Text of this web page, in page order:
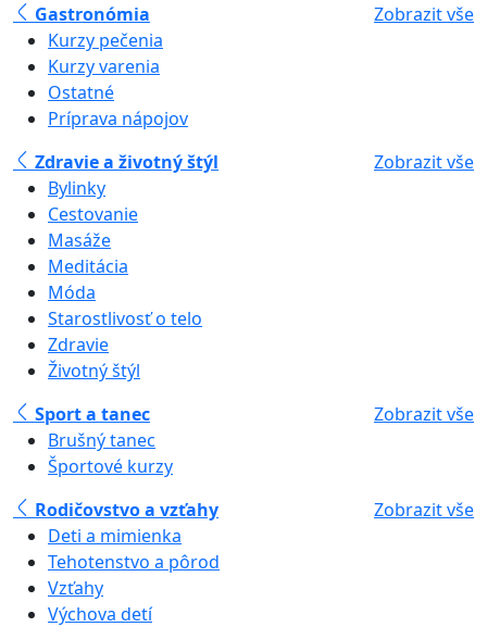
Gastronómia
Zobrazit vše
Kurzy pečenia
Kurzy varenia
Ostatné
Príprava nápojov
Zdravie a životný štýl
Zobrazit vše
Bylinky
Cestovanie
Masáže
Meditácia
Móda
Starostlivosť o telo
Zdravie
Životný štýl
Sport a tanec
Zobrazit vše
Brušný tanec
Športové kurzy
Rodičovstvo a vzťahy
Zobrazit vše
Deti a mimienka
Tehotenstvo a pôrod
Vzťahy
Výchova detí